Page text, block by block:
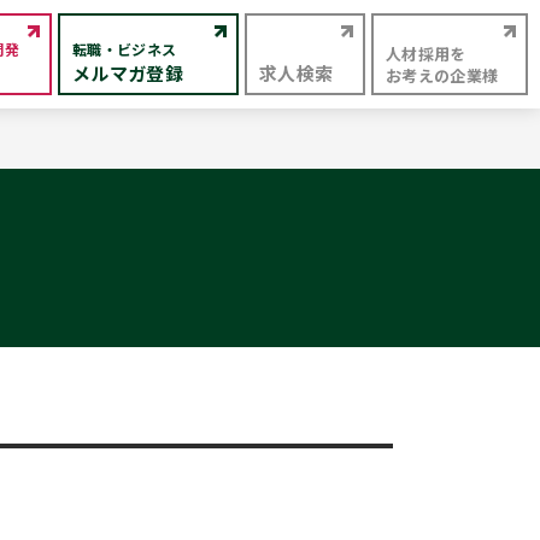
発 転職・ビジネス
メルマガ登録 求人検索
人材採用を
お考えの企業様